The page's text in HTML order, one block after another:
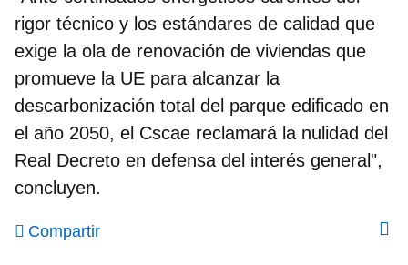
rigor técnico y los estándares de calidad que
exige la ola de renovación de viviendas que
promueve la UE para alcanzar la
descarbonización total del parque edificado en
el año 2050, el Cscae reclamará la nulidad del
Real Decreto en defensa del interés general",
concluyen.
Compartir